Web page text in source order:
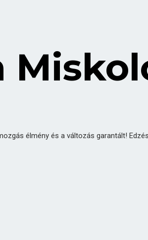
élmény és a változás garantált!